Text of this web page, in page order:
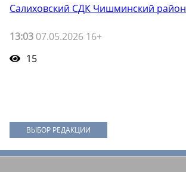
Салиховский СДК Чишминский район
13:03 07.05.2026 16+
15
ВЫБОР РЕДАКЦИИ